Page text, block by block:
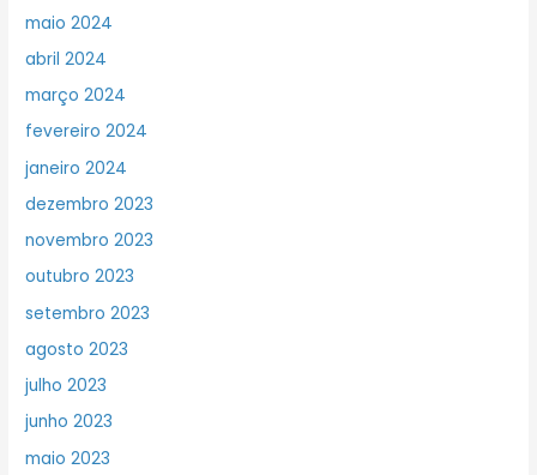
maio 2024
abril 2024
março 2024
fevereiro 2024
janeiro 2024
dezembro 2023
novembro 2023
outubro 2023
setembro 2023
agosto 2023
julho 2023
junho 2023
maio 2023